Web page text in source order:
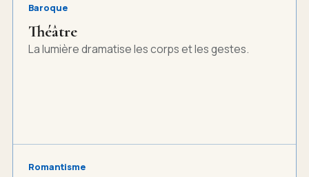
Baroque
Théâtre
La lumière dramatise les corps et les gestes.
Romantisme